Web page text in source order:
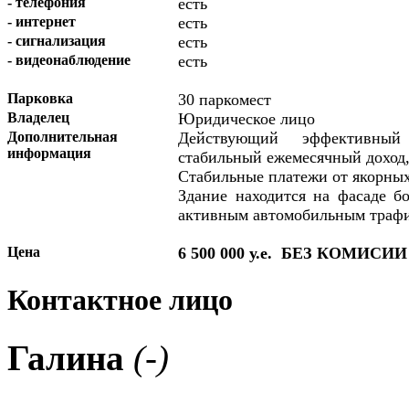
есть
- интернет есть
- сигнализация есть
- видеонаблюдение есть
Парковка 30 паркомест
Владелец Юридическое лицо
Дополнительная
информация
Действующий
стабильный ежемесячный
Стабильные платежи от
Здание находится на фасаде
активным автомобильным
Цена 6 500 000 у.е. БЕЗ КОМИСИИ
Контактное лицо
Галина (-)